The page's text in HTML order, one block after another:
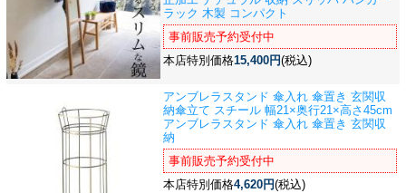
ラック 木製 コンパクト
事前販売予約受付中
本店特別価格15,400円(税込)
アンブレラスタンド 傘入れ 傘置き 玄関収
納傘立て スチール 幅21×奥行21×高さ45cm
アンブレラスタンド 傘入れ 傘置き 玄関収
納
事前販売予約受付中
本店特別価格4,620円(税込)